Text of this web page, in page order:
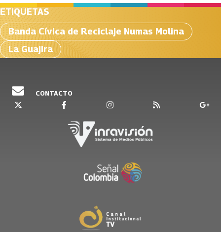
ETIQUETAS
Banda Cívica de Reciclaje Numas Molina
La Guajira
CONTACTO